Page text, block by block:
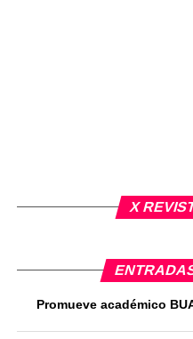
X
Promueve académico